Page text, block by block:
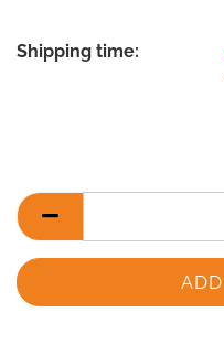
Shipping time: